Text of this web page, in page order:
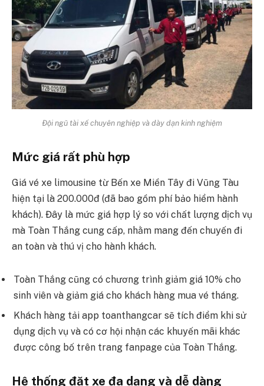
Đội ngũ tài xế chuyên nghiệp và dày dạn kinh nghiệm
Mức giá rất phù hợp
Giá vé xe limousine từ Bến xe Miền Tây đi Vũng Tàu
hiện tại là 200.000đ (đã bao gồm phí bảo hiểm hành
khách). Đây là mức giá hợp lý so với chất lượng dịch vụ
mà Toàn Thắng cung cấp, nhằm mang đến chuyến đi
an toàn và thú vị cho hành khách.
Toàn Thắng cũng có chương trình giảm giá 10% cho
sinh viên và giảm giá cho khách hàng mua vé tháng.
Khách hàng tải app toanthangcar sẽ tích điểm khi sử
dụng dịch vụ và có cơ hội nhận các khuyến mãi khác
được công bố trên trang fanpage của Toàn Thắng.
Hệ thống đặt xe đa dạng và dễ dàng